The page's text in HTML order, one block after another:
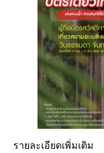
รายละเอียดเพิ่มเติม